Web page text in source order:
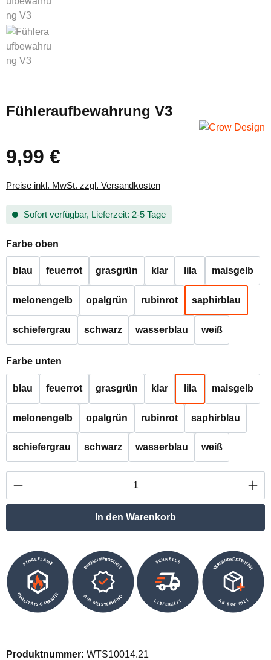
Fühleraufbewahrung V3
Regulärer Preis:
9,99 €
Preise inkl. MwSt. zzgl. Versandkosten
Sofort verfügbar, Lieferzeit: 2-5 Tage
Farbe oben
blau feuerrot grasgrün klar lila maisgelb
melonengelb opalgrün rubinrot saphirblau
schiefergrau schwarz wasserblau weiß
Farbe unten
blau feuerrot grasgrün klar lila maisgelb
melonengelb opalgrün rubinrot saphirblau
schiefergrau schwarz wasserblau weiß
Produkt Anzahl: Gib den gewünschten
In den Warenkorb
FINALFLAME
QUALITÄTS-GARANTIE
PREMIUMPRODUKTE
AUS MEISTERHAND
SCHNELLE
LIEFERZEIT
VERSANDKOSTENFREI
AB 50€ (DE)
Produktnummer: WTS10014.21